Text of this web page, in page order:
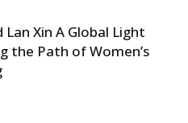
Lan Xin A Global Light
the Path of Women’s